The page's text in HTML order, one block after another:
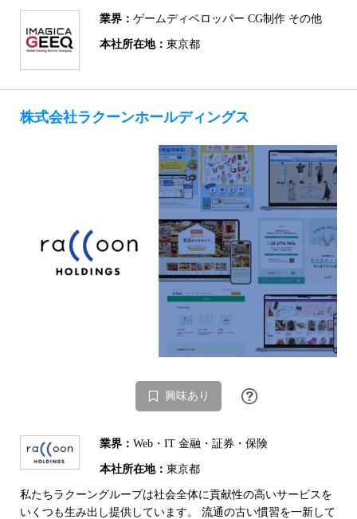
業界： ゲームディベロッパー CG制作 その他
本社所在地： 東京都
株式会社ラクーンホールディングス
興味あり
業界： Web・IT 金融・証券・保険
本社所在地： 東京都
私たちラクーングループは社会全体に貢献性の高いサービスを
いくつも生み出し提供しています。 流通の古い慣習を一新して